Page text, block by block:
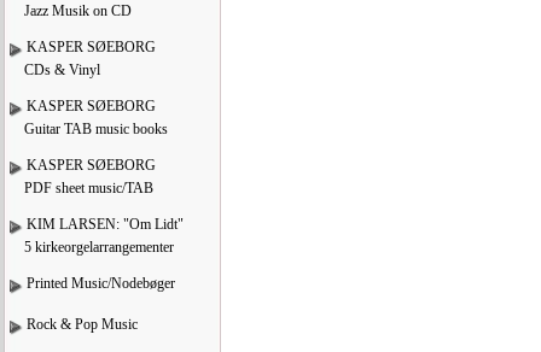
Jazz Musik on CD
KASPER SØEBORG
CDs & Vinyl
KASPER SØEBORG
Guitar TAB music books
KASPER SØEBORG
PDF sheet music/TAB
KIM LARSEN: "Om Lidt"
5 kirkeorgelarrangementer
Printed Music/Nodebøger
Rock & Pop Music